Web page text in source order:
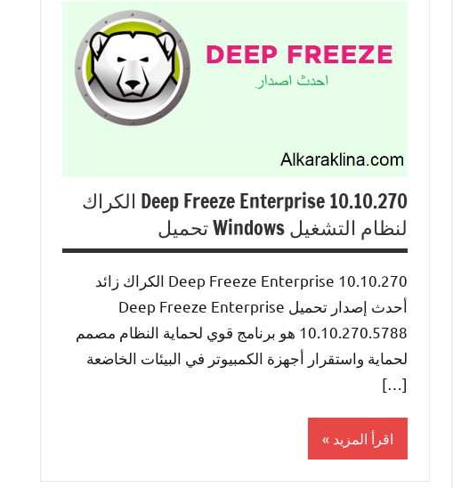
Deep Freeze Enterprise 10.10.270 الكراك
لنظام التشغيل Windows تحميل
Deep Freeze Enterprise 10.10.270 الكراك زائد
أحدث إصدار تحميل Deep Freeze Enterprise
10.10.270.5788 هو برنامج قوي لحماية النظام مصمم
لحماية واستقرار أجهزة الكمبيوتر في البيئات الخاضعة
[…]
اقرأ المزيد